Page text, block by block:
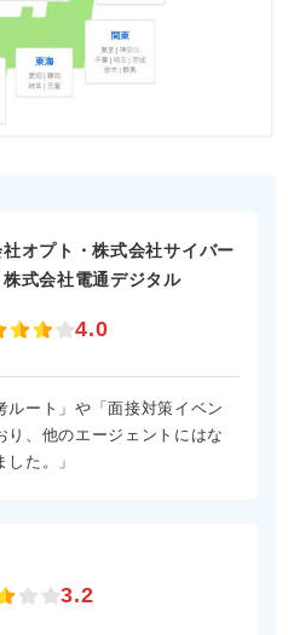
オプト・株式会社サイバー
式会社電通デジタル
4.0
ルート」や「面接対策イベン
り、他のエージェントにはな
た。」
3.2